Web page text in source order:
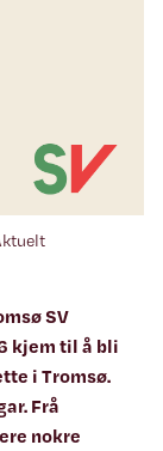
SV
kjem til å bli
i Tromsø.
Frå
nokre